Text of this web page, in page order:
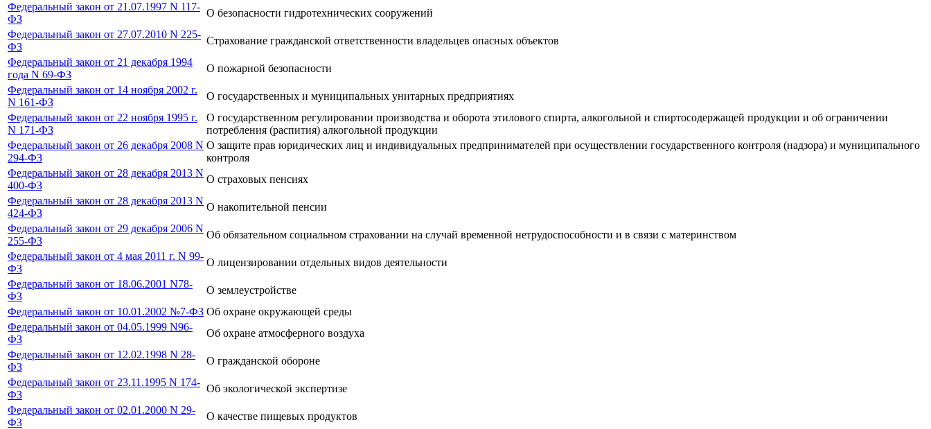
Федеральный закон от 21.07.1997 N 117-
ФЗ
О безопасности гидротехнических сооружений
Федеральный закон от 27.07.2010 N 225-
ФЗ
Страхование гражданской ответственности владельцев опасных объектов
Федеральный закон от 21 декабря 1994
года N 69-ФЗ
О пожарной безопасности
Федеральный закон от 14 ноября 2002 г.
N 161-ФЗ
О государственных и муниципальных унитарных предприятиях
Федеральный закон от 22 ноября 1995 г.
N 171-ФЗ
О государственном регулировании производства и оборота этилового спирта, алкогольной и спиртосодержащей продукции и об ограничении
потребления (распития) алкогольной продукции
Федеральный закон от 26 декабря 2008 N
294-ФЗ
О защите прав юридических лиц и индивидуальных предпринимателей при осуществлении государственного контроля (надзора) и муниципального
контроля
Федеральный закон от 28 декабря 2013 N
400-ФЗ
О страховых пенсиях
Федеральный закон от 28 декабря 2013 N
424-ФЗ
О накопительной пенсии
Федеральный закон от 29 декабря 2006 N
255-ФЗ
Об обязательном социальном страховании на случай временной нетрудоспособности и в связи с материнством
Федеральный закон от 4 мая 2011 г. N 99-
ФЗ
О лицензировании отдельных видов деятельности
Федеральный закон от 18.06.2001 N78-
ФЗ
О землеустройстве
Федеральный закон от 10.01.2002 №7-ФЗ Об охране окружающей среды
Федеральный закон от 04.05.1999 N96-
ФЗ
Об охране атмосферного воздуха
Федеральный закон от 12.02.1998 N 28-
ФЗ
О гражданской обороне
Федеральный закон от 23.11.1995 N 174-
ФЗ
Об экологической экспертизе
Федеральный закон от 02.01.2000 N 29-
ФЗ
О качестве пищевых продуктов